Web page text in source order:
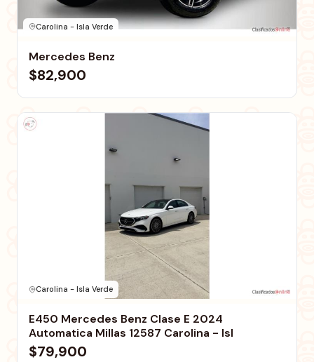
Carolina - Isla Verde
Mercedes Benz
$82,900
Carolina - Isla Verde
E450 Mercedes Benz Clase E 2024
Automatica Millas 12587 Carolina - Isl
$79,900